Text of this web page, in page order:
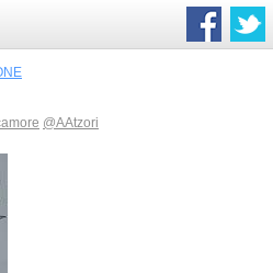
@AAtzori